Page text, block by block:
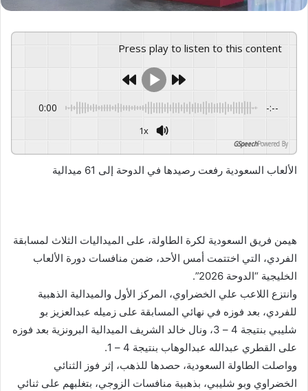
Press play to listen to this content
0:00 -:--
1x
Powered By
GSpeech
الألعاب السعودية رفعت رصيدها في الدوحة إلى 61 ميدالية
هيمن فريق السعودية لكرة الطاولة، على الميداليات الثلاث لمسابقة
الفردي، التي اختتمت أمس الأحد، ضمن منافسات دورة الألعاب
الخليجية “الدوحة 2026”.
وانتزع اللاعب علي الخضراوي، المركز الأول والميدالية الذهبية
للفردي، بعد فوزه في نهائي المسابقة على زميله عبدالعزيز بو
شليبي بنتيجة 4 – 3، ونال خالد الشريف الميدالية البرونزية بعد فوزه
على القطري عبدالله عبدالوهاب بنتيجة 4 – 1.
وواصلت الطاولة السعودية، حصدها للذهب، إثر فوز الثنائي
الخضراوي وبو شليبي، بذهبية منافسات الزوجي، بتغلبهم على ثنائي